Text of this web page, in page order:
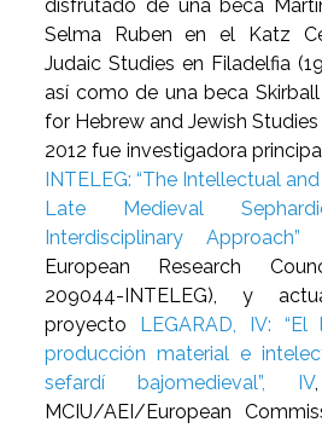
disfrutado de una beca
Selma Ruben en el Katz
Judaic Studies en Filadelfia
así como de una beca
for Hebrew and Jewish
2012 fue investigadora
INTELEG: “The Intellectual
Late Medieval
Interdisciplinary Approach”
European Research
209044-INTELEG), y
proyecto
LEGARAD, IV:
producción material e
sefardí bajomedieval”, IV
MCIU/AEI/European